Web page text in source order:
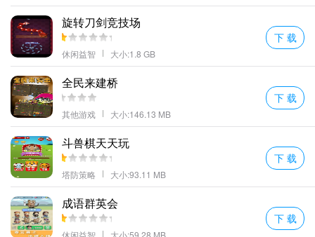
旋转刀剑竞技场
休闲益智 大小:1.8 GB
下 载
全民来建桥
其他游戏 大小:146.13 MB
下 载
斗兽棋天天玩
塔防策略 大小:93.11 MB
下 载
成语群英会
休闲益智 大小:59.28 MB
下 载